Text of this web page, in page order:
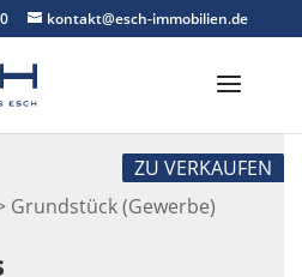
kontakt@esch-immobilien.de
Grundstück (Gewerbe)
ZU VERKAUFEN